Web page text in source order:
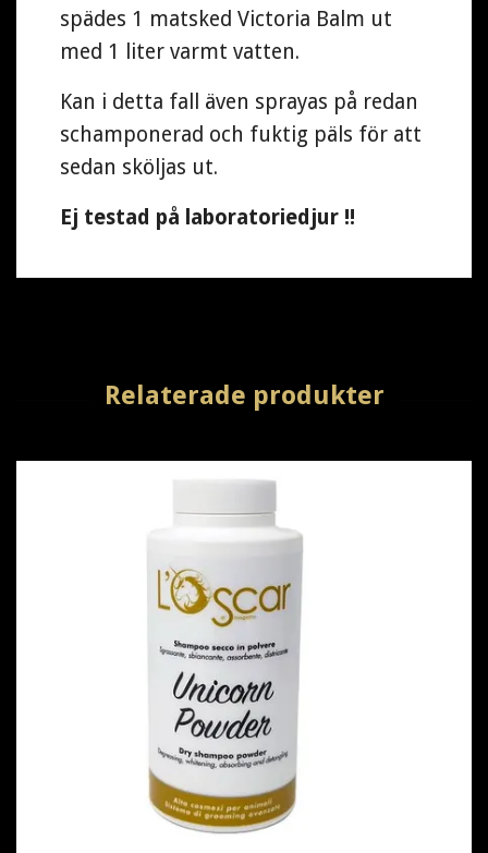
spädes 1 matsked Victoria Balm ut
med 1 liter varmt vatten.
Kan i detta fall även sprayas på redan
schamponerad och fuktig päls för att
sedan sköljas ut.
Ej testad på laboratoriedjur !!